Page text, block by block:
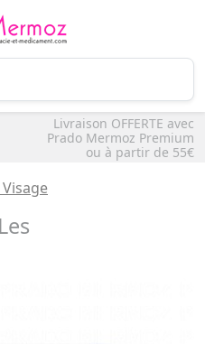
Livraison OFFERTE avec
Prado Mermoz Premium
ou à partir de 55€